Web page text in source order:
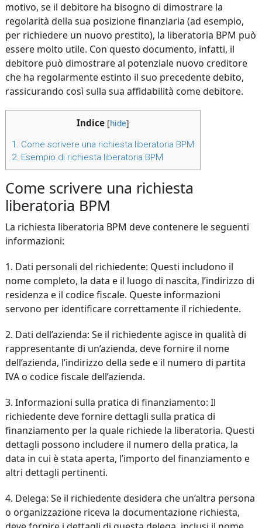
motivo, se il debitore ha bisogno di dimostrare la
regolarità della sua posizione finanziaria (ad esempio,
per richiedere un nuovo prestito), la liberatoria BPM può
essere molto utile. Con questo documento, infatti, il
debitore può dimostrare al potenziale nuovo creditore
che ha regolarmente estinto il suo precedente debito,
rassicurando così sulla sua affidabilità come debitore.
Indice [hide]
1. Come scrivere una richiesta liberatoria BPM
2. Esempio di richiesta liberatoria BPM
Come scrivere una richiesta
liberatoria BPM
La richiesta liberatoria BPM deve contenere le seguenti
informazioni:
1. Dati personali del richiedente: Questi includono il
nome completo, la data e il luogo di nascita, l’indirizzo di
residenza e il codice fiscale. Queste informazioni
servono per identificare correttamente il richiedente.
2. Dati dell’azienda: Se il richiedente agisce in qualità di
rappresentante di un’azienda, deve fornire il nome
dell’azienda, l’indirizzo della sede e il numero di partita
IVA o codice fiscale dell’azienda.
3. Informazioni sulla pratica di finanziamento: Il
richiedente deve fornire dettagli sulla pratica di
finanziamento per la quale richiede la liberatoria. Questi
dettagli possono includere il numero della pratica, la
data in cui è stata aperta, l’importo del finanziamento e
altri dettagli pertinenti.
4. Delega: Se il richiedente desidera che un’altra persona
o organizzazione riceva la documentazione richiesta,